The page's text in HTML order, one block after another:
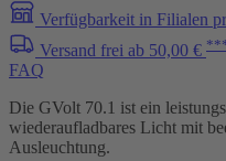
Verfügbarkeit in Filialen
Versand frei ab 50,00 €
FAQ
Die GVolt 70.1 ist ein
wiederaufladbares Licht mit
Ausleuchtung.